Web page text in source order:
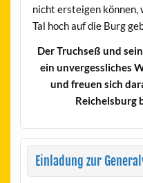
nicht ersteigen können,
Tal hoch auf die Burg
Der Truchseß und
ein unvergessliches
und freuen sich
Reichelsburg
Einladung zur